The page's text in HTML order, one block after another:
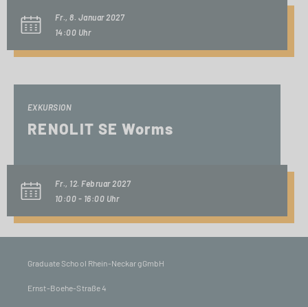
Fr., 8. Januar 2027
14:00 Uhr
EXKURSION
RENOLIT SE Worms
Fr., 12. Februar 2027
10:00 - 16:00 Uhr
Graduate School Rhein-Neckar gGmbH
Ernst-Boehe-Straße 4